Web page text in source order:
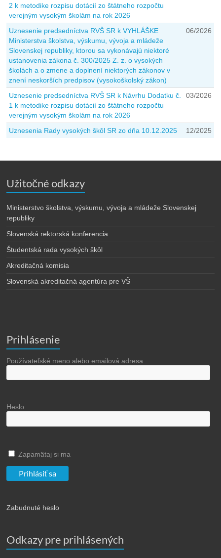
2 k metodike rozpisu dotácií zo štátneho rozpočtu
verejným vysokým školám na rok 2026
Uznesenie predsedníctva RVŠ SR k VYHLÁŠKE
Ministerstva školstva, výskumu, vývoja a mládeže
Slovenskej republiky, ktorou sa vykonávajú niektoré
ustanovenia zákona č. 300/2025 Z. z. o vysokých
školách a o zmene a doplnení niektorých zákonov v
znení neskorších predpisov (vysokoškolský zákon)
06/2026
Uznesenie predsedníctva RVŠ SR k Návrhu Dodatku č.
1 k metodike rozpisu dotácií zo štátneho rozpočtu
verejným vysokým školám na rok 2026
03/2026
Uznesenia Rady vysokých škôl SR zo dňa 10.12.2025 12/2025
Užitočné odkazy
Ministerstvo školstva, výskumu, vývoja a mládeže Slovenskej
republiky
Slovenská rektorská konferencia
Študentská rada vysokých škôl
Akreditačná komisia
Slovenská akreditačná agentúra pre VŠ
Prihlásenie
Používateľské meno alebo emailová adresa
Heslo
Zapamätaj si ma
Zabudnuté heslo
Odkazy pre prihlásených